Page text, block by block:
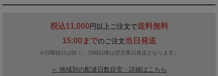
税込11,000円以上ご注文で送料無料
15:00までのご注文当日発送
※日曜祝日は除く。15時以降は翌営業日発送となります。
＞ 地域別の配達日数目安・詳細はこちら